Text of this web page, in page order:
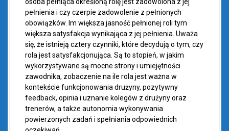
pełnienia i czy czerpie zadowolenie z pełnionych
obowiązków. Im większa jasność pełnionej roli tym
większa satysfakcja wynikająca z jej pełnienia. Uważa
się, że istnieją cztery czynniki, które decydują o tym, czy
rola jest satysfakcjonująca. Są to stopień, w jakim
wykorzystywane są mocne strony i umiejętności
zawodnika, zobaczenie na ile rola jest ważna w
kontekście funkcjonowania drużyny, pozytywny
feedback, opinia i uznanie kolegów z drużyny oraz
trenerów, a także autonomia wykonywania
powierzonych zadań i spełniania odpowiednich